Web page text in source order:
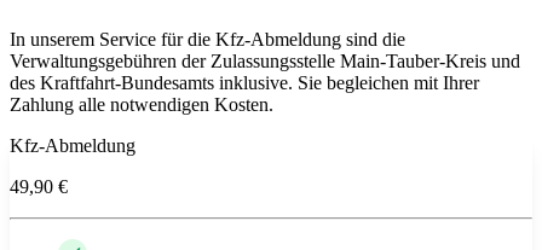
In unserem Service für die Kfz-Abmeldung sind die
Verwaltungsgebühren der Zulassungsstelle Main-Tauber-Kreis und
des Kraftfahrt-Bundesamts inklusive. Sie begleichen mit Ihrer
Zahlung alle notwendigen Kosten.
Kfz-Abmeldung
49,90 €